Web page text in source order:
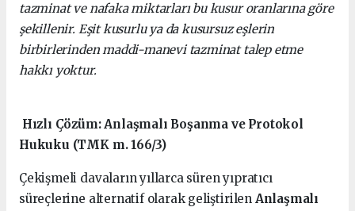
tazminat ve nafaka miktarları bu kusur oranlarına göre
şekillenir. Eşit kusurlu ya da kusursuz eşlerin
birbirlerinden maddi-manevi tazminat talep etme
hakkı yoktur.
Hızlı Çözüm: Anlaşmalı Boşanma ve Protokol
Hukuku (TMK m. 166/3)
Çekişmeli davaların yıllarca süren yıpratıcı
süreçlerine alternatif olarak geliştirilen Anlaşmalı